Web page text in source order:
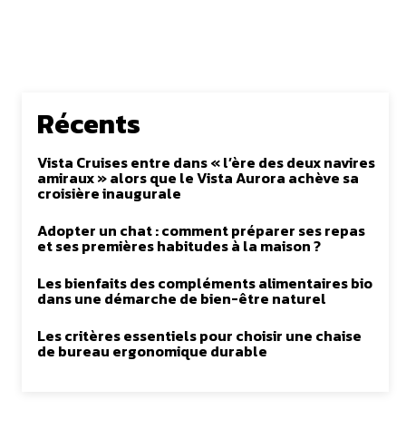
Récents
Vista Cruises entre dans « l’ère des deux navires
amiraux » alors que le Vista Aurora achève sa
croisière inaugurale
Adopter un chat : comment préparer ses repas
et ses premières habitudes à la maison ?
Les bienfaits des compléments alimentaires bio
dans une démarche de bien-être naturel
Les critères essentiels pour choisir une chaise
de bureau ergonomique durable